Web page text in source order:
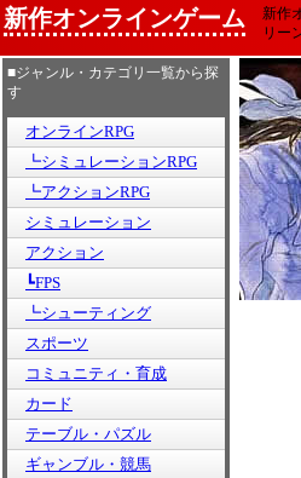
新作オンラインゲーム
新作
リー
■ジャンル・カテゴリ一覧から探
す
オンラインRPG
┗シミュレーションRPG
┗アクションRPG
シミュレーション
アクション
┗FPS
┗シューティング
スポーツ
コミュニティ・育成
カード
テーブル・パズル
ギャンブル・競馬